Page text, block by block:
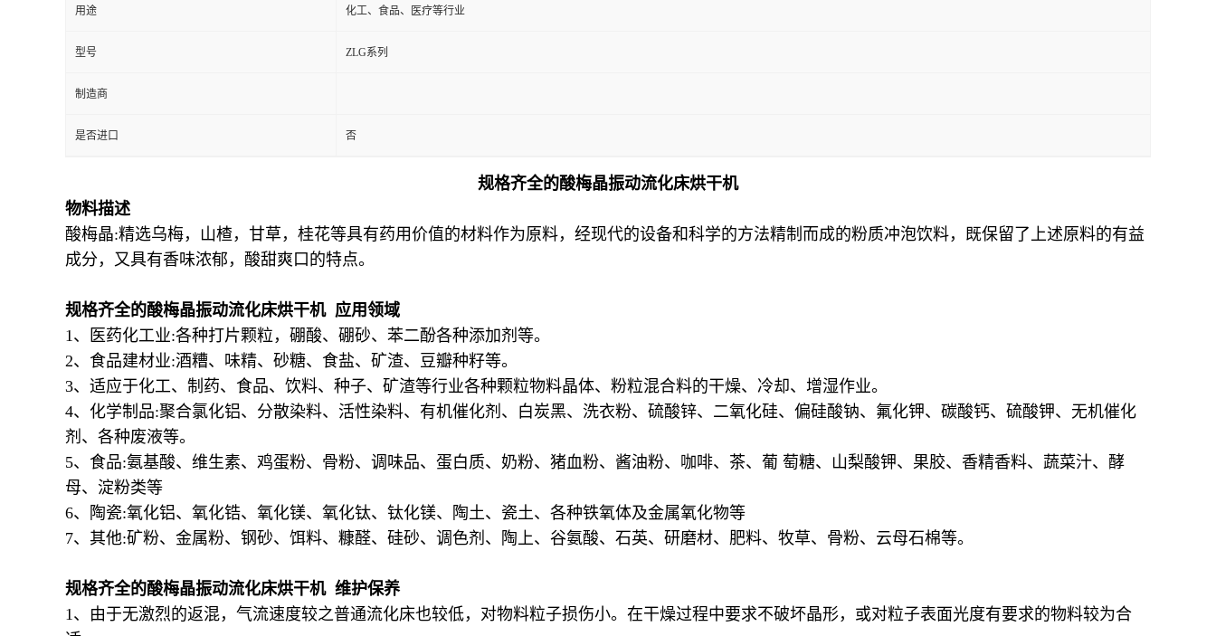
用途 化工、食品、医疗等行业
型号 ZLG系列
制造商
是否进口 否
规格齐全的酸梅晶振动流化床烘干机
物料描述
酸梅晶:精选乌梅，山楂，甘草，桂花等具有药用价值的材料作为原料，经现代的设备和科学的方法精制而成的粉质冲泡饮料，既保留了上述原料的有益
成分，又具有香味浓郁，酸甜爽口的特点。
规格齐全的酸梅晶振动流化床烘干机 应用领域
1、医药化工业:各种打片颗粒，硼酸、硼砂、苯二酚各种添加剂等。
2、食品建材业:酒糟、味精、砂糖、食盐、矿渣、豆瓣种籽等。
3、适应于化工、制药、食品、饮料、种子、矿渣等行业各种颗粒物料晶体、粉粒混合料的干燥、冷却、增湿作业。
4、化学制品:聚合氯化铝、分散染料、活性染料、有机催化剂、白炭黑、洗衣粉、硫酸锌、二氧化硅、偏硅酸钠、氟化钾、碳酸钙、硫酸钾、无机催化
剂、各种废液等。
5、食品:氨基酸、维生素、鸡蛋粉、骨粉、调味品、蛋白质、奶粉、猪血粉、酱油粉、咖啡、茶、葡 萄糖、山梨酸钾、果胶、香精香料、蔬菜汁、酵
母、淀粉类等
6、陶瓷:氧化铝、氧化锆、氧化镁、氧化钛、钛化镁、陶土、瓷土、各种铁氧体及金属氧化物等
7、其他:矿粉、金属粉、钢砂、饵料、糠醛、硅砂、调色剂、陶上、谷氨酸、石英、研磨材、肥料、牧草、骨粉、云母石棉等。
规格齐全的酸梅晶振动流化床烘干机 维护保养
1、由于无激烈的返混，气流速度较之普通流化床也较低，对物料粒子损伤小。在干燥过程中要求不破坏晶形，或对粒子表面光度有要求的物料较为合